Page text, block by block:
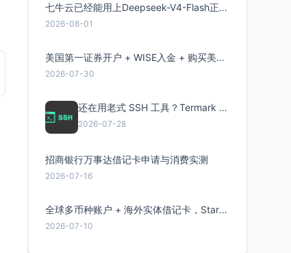
七牛云已经能用上Deepseek-V4-Flash正式版了，点此领取300万Token
2026-08-01
美国第一证券开户 + WISE入金 + 购买美股全流程分享
2026-07-30
还在用老式 SSH 工具？Termark 新一代跨平台智能SSH客户端了解一下
2026-07-28
招商银行万事达借记卡申请与消费实测
2026-07-16
全球多币种账户 + 海外实体借记卡，Starryblu开户教程与注意事项
2026-07-10